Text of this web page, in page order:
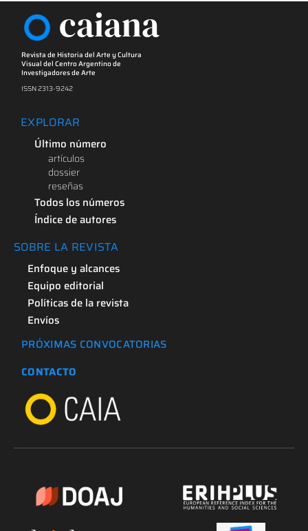
caiana
Revista de Historia del Arte y Cultura
Visual del Centro Argentino de
Investigadores de Arte
ISSN 2313-9242
EXPLORAR
Último número
artículos
dossier
reseñas
Todos los números
Índice de autores
SOBRE LA REVISTA
Enfoque y alcances
Equipo editorial
Políticas de la revista
Envíos
PRÓXIMAS CONVOCATORIAS
CONTACTO